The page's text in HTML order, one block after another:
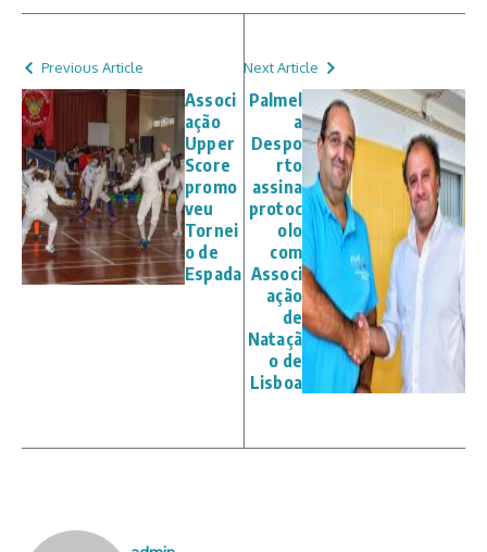
Previous Article
Associ
ação
Upper
Score
promo
veu
Tornei
o de
Espada
Next Article
Palmel
a
Despo
rto
assina
protoc
olo
com
Associ
ação
de
Nataçã
o de
Lisboa